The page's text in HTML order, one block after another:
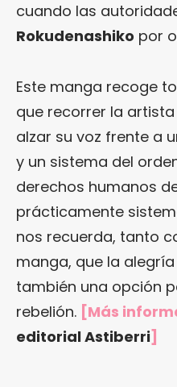
cuando las
Rokudenashiko por
Este manga recoge
que recorrer la
alzar su voz frente a
y un sistema del
derechos humanos
prácticamente
nos recuerda, tanto
manga, que la
también una opción
rebelión. [Más
editorial Astiberri]